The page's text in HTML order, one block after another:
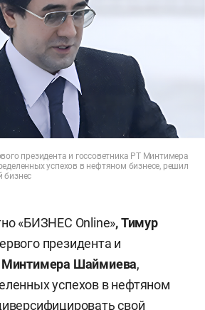
президента и госсоветника РТ Минтимера
успехов в нефтяном бизнесе, решил
бизнес
«БИЗНЕС Online», Тимур
президента и
Минтимера Шаймиева,
успехов в нефтяном
свой